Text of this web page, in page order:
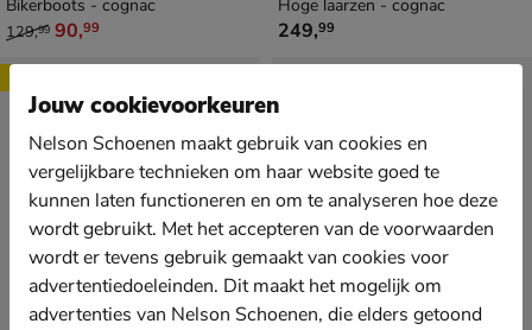
Bikerboots - cognac
van € 129,99 voor € 90,99
129,99 90,99
Hoge laarzen - cognac
€ 249,99
249,99
Jouw cookievoorkeuren
Nelson Schoenen maakt gebruik van cookies en
vergelijkbare technieken om haar website goed te
kunnen laten functioneren en om te analyseren hoe deze
wordt gebruikt. Met het accepteren van de voorwaarden
wordt er tevens gebruik gemaakt van cookies voor
advertentiedoeleinden. Dit maakt het mogelijk om
advertenties van Nelson Schoenen, die elders getoond